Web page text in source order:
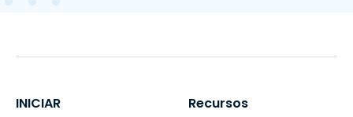
INICIAR Recursos